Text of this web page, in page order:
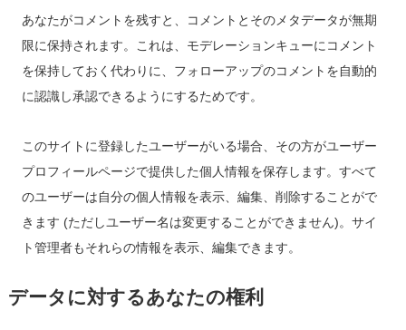
あなたがコメントを残すと、コメントとそのメタデータが無期
限に保持されます。これは、モデレーションキューにコメント
を保持しておく代わりに、フォローアップのコメントを自動的
に認識し承認できるようにするためです。
このサイトに登録したユーザーがいる場合、その方がユーザー
プロフィールページで提供した個人情報を保存します。すべて
のユーザーは自分の個人情報を表示、編集、削除することがで
きます (ただしユーザー名は変更することができません)。サイ
ト管理者もそれらの情報を表示、編集できます。
データに対するあなたの権利